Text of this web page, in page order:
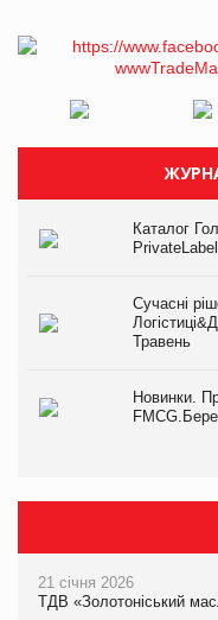
Каталог
Сучасні
Травень
Новинки.
21 січня 2026
ТДВ «Золотоніський